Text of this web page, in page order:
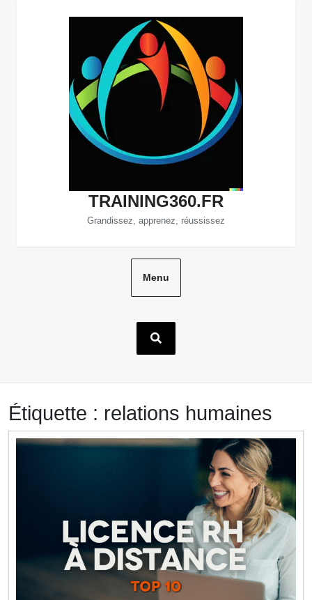
TRAINING360.FR
Grandissez, apprenez, réussissez
Menu
Étiquette : relations humaines